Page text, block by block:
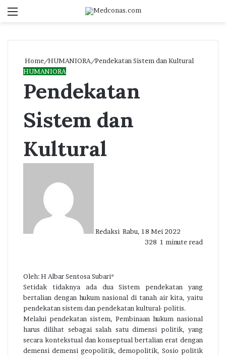
Menu
Home/HUMANIORA/Pendekatan Sistem dan Kultural
HUMANIORA
Pendekatan
Sistem dan
Kultural
Redaksi Rabu, 18 Mei 2022
328 1 minute read
Oleh: H Albar Sentosa Subari*
Setidak tidaknya ada dua Sistem pendekatan yang
bertalian dengan hukum nasional di tanah air kita, yaitu
pendekatan sistem dan pendekatan kultural- politis.
Melalui pendekatan sistem, Pembinaan hukum nasional
harus dilihat sebagai salah satu dimensi politik, yang
secara kontekstual dan konseptual bertalian erat dengan
demensi demensi geopolitik, demopolitik, Sosio politik